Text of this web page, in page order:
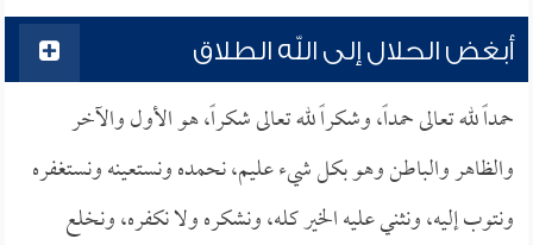
أبغض الحلال إلى الله الطلاق
حمداً لله تعالى حمداً، وشكراً لله تعالى شكراً، هو الأول والآخر
والظاهر والباطن وهو بكل شيء عليم، نحمده ونستعينه ونستغفره
ونتوب إليه، ونثني عليه الخير كله، ونشكره ولا نكفره، ونخلع